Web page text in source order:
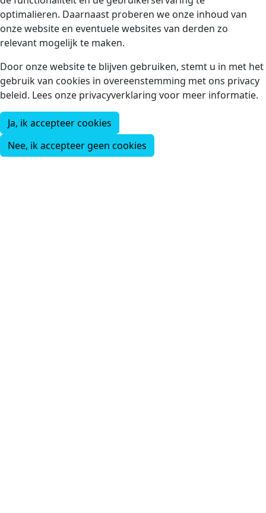
optimalieren. Daarnaast proberen we onze inhoud van
onze website en eventuele websites van derden zo
relevant mogelijk te maken.
Door onze website te blijven gebruiken, stemt u in met het
gebruik van cookies in overeenstemming met ons privacy
beleid. Lees onze privacyverklaring voor meer informatie.
Ja, ik accepteer cookies
Nee, ik accepteer geen cookies